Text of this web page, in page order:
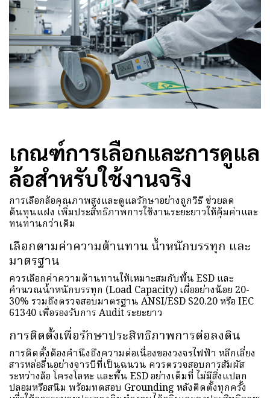
เกณฑ์การเลือกและการดูแล
ล้อสำหรับใช้งานจริง
การเลือกล้อคุณภาพสูงและดูแลรักษาอย่างถูกวิธี ช่วยลด
ต้นทุนแฝง เพิ่มประสิทธิภาพการใช้งานระยะยาวให้คุ้มค่าและ
ทนทานกว่าเดิม
เลือกตามค่าความต้านทาน น้ำหนักบรรทุก และ
มาตรฐาน
ควรเลือกค่าความต้านทานให้เหมาะสมกับพื้น ESD และ
คำนวณน้ำหนักบรรทุก (Load Capacity) เผื่ออย่างน้อย 20-
30% รวมถึงตรวจสอบมาตรฐาน ANSI/ESD S20.20 หรือ IEC
61340 เพื่อรองรับการ Audit ระยะยาว
การติดตั้งเพื่อรักษาประสิทธิภาพการต่อลงดิน
การติดตั้งต้องคำนึงถึงความต่อเนื่องของวงจรไฟฟ้า หลีกเลี่ยง
สารหล่อลื่นอย่างจารบีที่เป็นฉนวน ควรตรวจสอบการสัมผัส
ระหว่างล้อ โครงโลหะ และพื้น ESD อย่างเต็มที่ ไม่มีสิ่งแปลก
ปลอมหรือสนิม พร้อมทดสอบ Grounding หลังติดตั้งทุกครั้ง